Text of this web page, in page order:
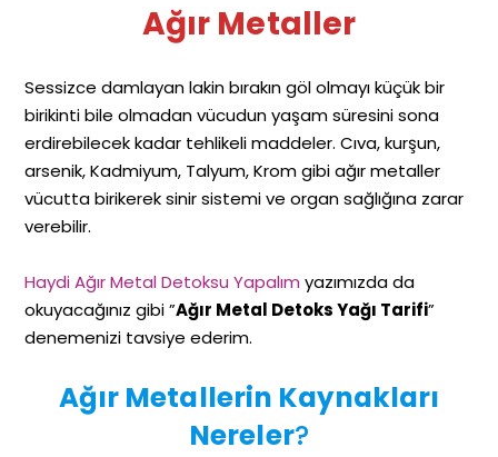
Ağır Metaller
Sessizce damlayan lakin bırakın göl olmayı küçük bir
birikinti bile olmadan vücudun yaşam süresini sona
erdirebilecek kadar tehlikeli maddeler. Cıva, kurşun,
arsenik, Kadmiyum, Talyum, Krom gibi ağır metaller
vücutta birikerek sinir sistemi ve organ sağlığına zarar
verebilir.
Haydi Ağır Metal Detoksu Yapalım yazımızda da
okuyacağınız gibi ”Ağır Metal Detoks Yağı Tarifi”
denemenizi tavsiye ederim.
Ağır Metallerin Kaynakları
Nereler?